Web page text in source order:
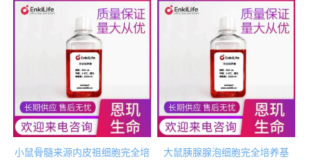
小鼠骨髓来源内皮祖细胞完全培 大鼠胰腺腺泡细胞完全培养基